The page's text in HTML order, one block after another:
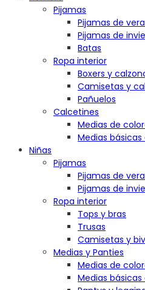
Pijamas
Pijamas de
Pijamas de
Batas
Ropa interior
Boxers y
Camisetas y
Pañuelos
Calcetines
Medias de
Medias
Niñas
Pijamas
Pijamas de
Pijamas de
Ropa interior
Tops y bras
Trusas
Camisetas y
Medias y Panties
Medias de
Medias